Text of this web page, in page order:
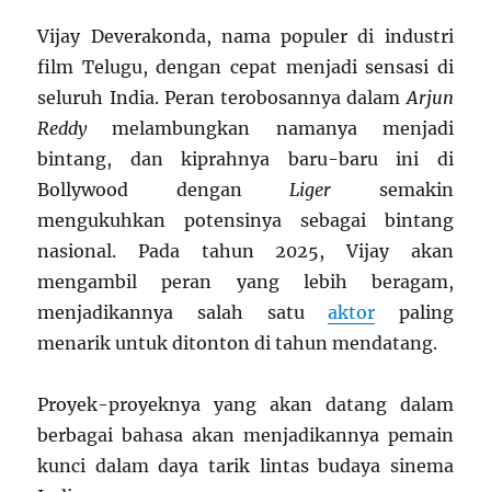
Vijay Deverakonda, nama populer di industri
film Telugu, dengan cepat menjadi sensasi di
seluruh India. Peran terobosannya dalamArjun
Reddymelambungkan namanya menjadi
bintang, dan kiprahnya baru-baru ini di
Bollywood denganLiger semakin
mengukuhkan potensinya sebagai bintang
nasional. Pada tahun 2025, Vijay akan
mengambil peran yang lebih beragam,
menjadikannya salah satuaktor paling
menarik untuk ditonton di tahun mendatang.
Proyek-proyeknya yang akan datang dalam
berbagai bahasa akan menjadikannya pemain
kunci dalam daya tarik lintas budaya sinema